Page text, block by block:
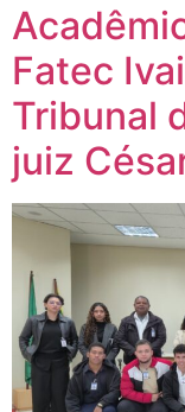
Fatec
Tribunal
juiz